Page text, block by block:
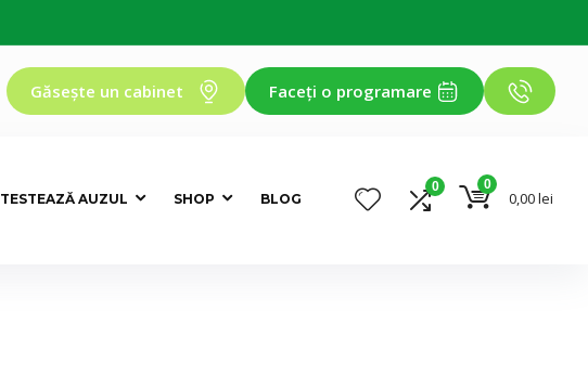
Găsește un cabinet Faceți o programare
TESTEAZĂ AUZUL SHOP BLOG
0 0
0,00lei